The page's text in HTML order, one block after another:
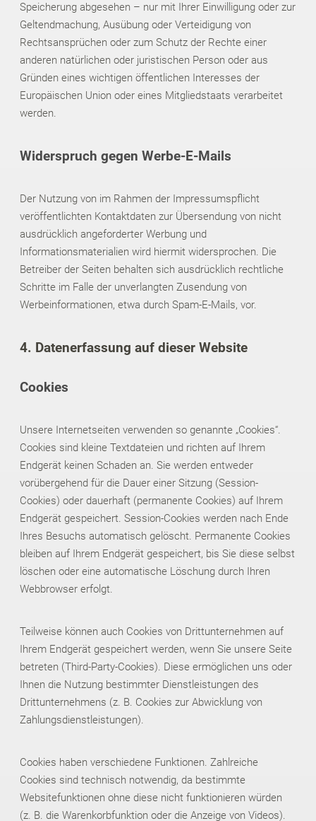
Speicherung abgesehen – nur mit Ihrer Einwilligung oder zur
Geltendmachung, Ausübung oder Verteidigung von
Rechtsansprüchen oder zum Schutz der Rechte einer
anderen natürlichen oder juristischen Person oder aus
Gründen eines wichtigen öffentlichen Interesses der
Europäischen Union oder eines Mitgliedstaats verarbeitet
werden.
Widerspruch gegen Werbe-E-Mails
Der Nutzung von im Rahmen der Impressumspflicht
veröffentlichten Kontaktdaten zur Übersendung von nicht
ausdrücklich angeforderter Werbung und
Informationsmaterialien wird hiermit widersprochen. Die
Betreiber der Seiten behalten sich ausdrücklich rechtliche
Schritte im Falle der unverlangten Zusendung von
Werbeinformationen, etwa durch Spam-E-Mails, vor.
4. Datenerfassung auf dieser Website
Cookies
Unsere Internetseiten verwenden so genannte „Cookies“.
Cookies sind kleine Textdateien und richten auf Ihrem
Endgerät keinen Schaden an. Sie werden entweder
vorübergehend für die Dauer einer Sitzung (Session-
Cookies) oder dauerhaft (permanente Cookies) auf Ihrem
Endgerät gespeichert. Session-Cookies werden nach Ende
Ihres Besuchs automatisch gelöscht. Permanente Cookies
bleiben auf Ihrem Endgerät gespeichert, bis Sie diese selbst
löschen oder eine automatische Löschung durch Ihren
Webbrowser erfolgt.
Teilweise können auch Cookies von Drittunternehmen auf
Ihrem Endgerät gespeichert werden, wenn Sie unsere Seite
betreten (Third-Party-Cookies). Diese ermöglichen uns oder
Ihnen die Nutzung bestimmter Dienstleistungen des
Drittunternehmens (z. B. Cookies zur Abwicklung von
Zahlungsdienstleistungen).
Cookies haben verschiedene Funktionen. Zahlreiche
Cookies sind technisch notwendig, da bestimmte
Websitefunktionen ohne diese nicht funktionieren würden
(z. B. die Warenkorbfunktion oder die Anzeige von Videos).